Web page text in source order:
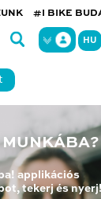
#I BIKE
HU
applikációs
tekerj és